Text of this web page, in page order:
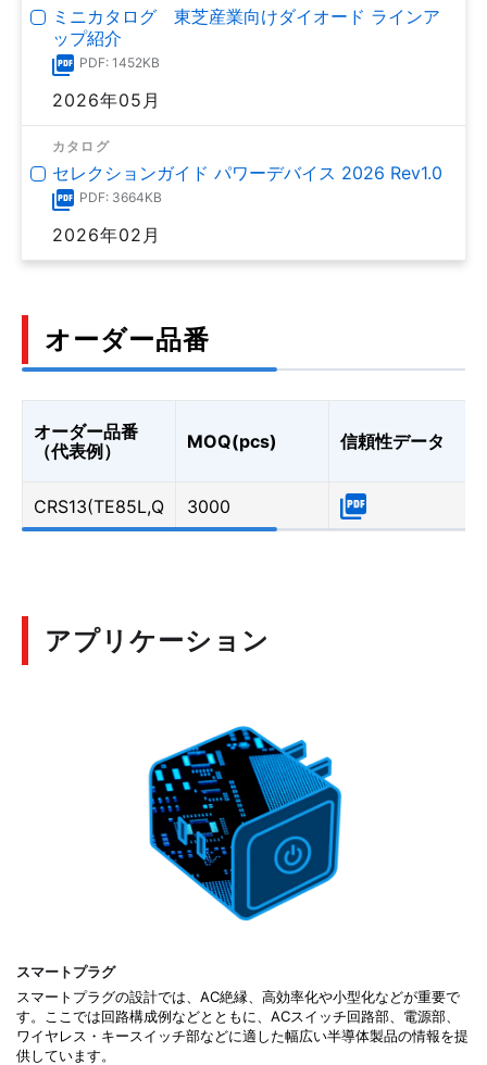
ミニカタログ 東芝産業向けダイオード ラインア
ップ紹介
PDF: 1452KB
2026年05月
カタログ
セレクションガイド パワーデバイス 2026 Rev1.0
PDF: 3664KB
2026年02月
オーダー品番
オーダー品番
（代表例）
MOQ(pcs) 信頼性データ
CRS13(TE85L,Q 3000
アプリケーション
スマートプラグ
スマートプラグの設計では、AC絶縁、高効率化や小型化などが重要で
す。ここでは回路構成例などとともに、ACスイッチ回路部、電源部、
ワイヤレス・キースイッチ部などに適した幅広い半導体製品の情報を提
供しています。